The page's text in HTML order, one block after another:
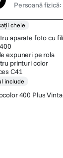
Persoană fizică:
cheie
aparate foto cu
expuneri pe rola
printuri color
C41
include
400 Plus